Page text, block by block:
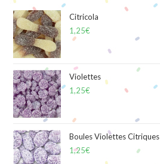
Citricola
1,25€
Violettes
1,25€
Boules Violettes Citriques
1,25€